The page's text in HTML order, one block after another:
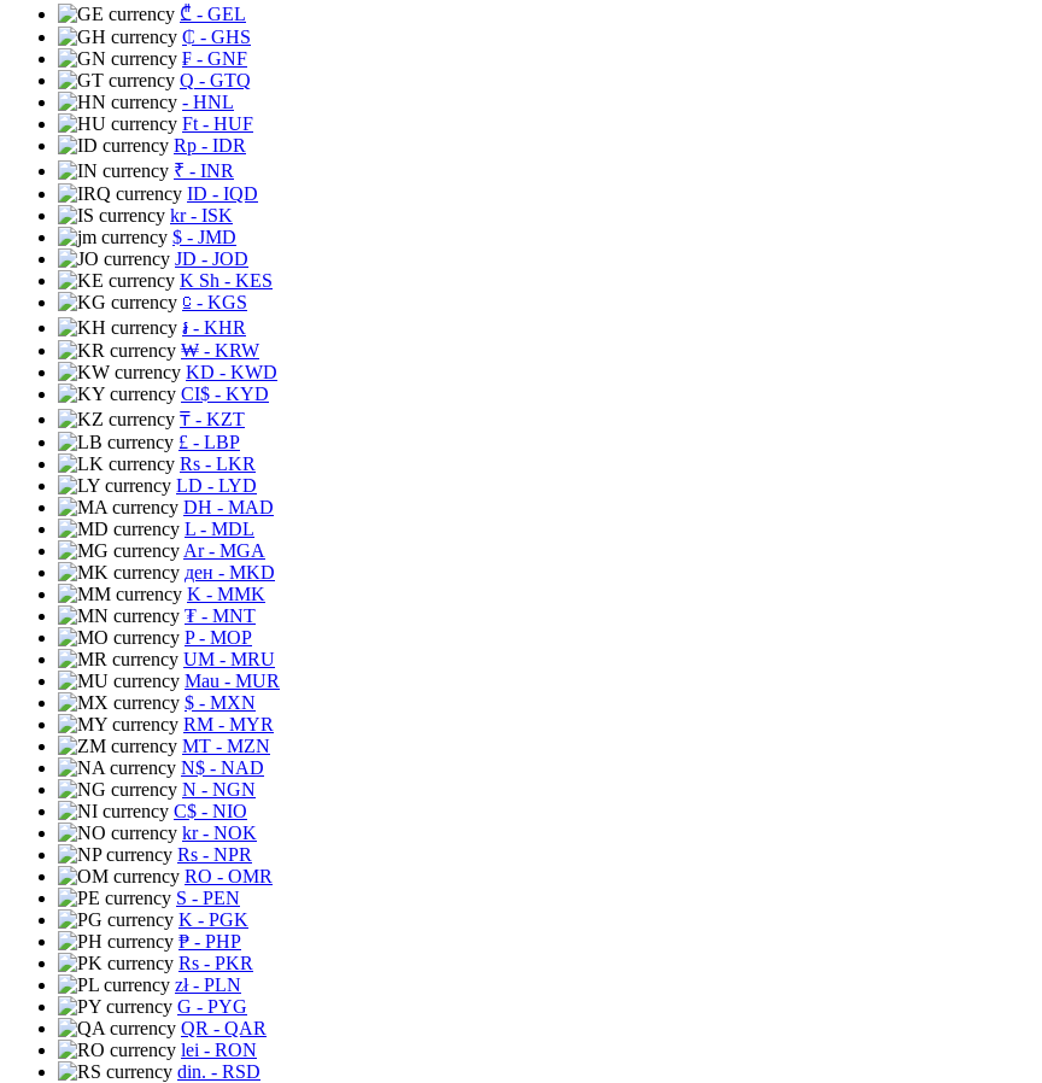
₾ - GEL
₵ - GHS
₣ - GNF
Q - GTQ
- HNL
Ft - HUF
Rp - IDR
₹ - INR
ID - IQD
kr- ISK
$ - JMD
JD - JOD
K Sh - KES
⃀ - KGS
៛ - KHR
₩ - KRW
KD - KWD
CI$ - KYD
₸ - KZT
£ - LBP
Rs - LKR
LD - LYD
DH - MAD
L - MDL
Ar- MGA
ден - MKD
K - MMK
₮ - MNT
P- MOP
UM - MRU
Mau - MUR
$ - MXN
RM - MYR
MT - MZN
N$ - NAD
N - NGN
C$ - NIO
kr- NOK
Rs - NPR
RO - OMR
S - PEN
K - PGK
₱ - PHP
Rs - PKR
zł- PLN
G - PYG
QR - QAR
lei - RON
din. - RSD